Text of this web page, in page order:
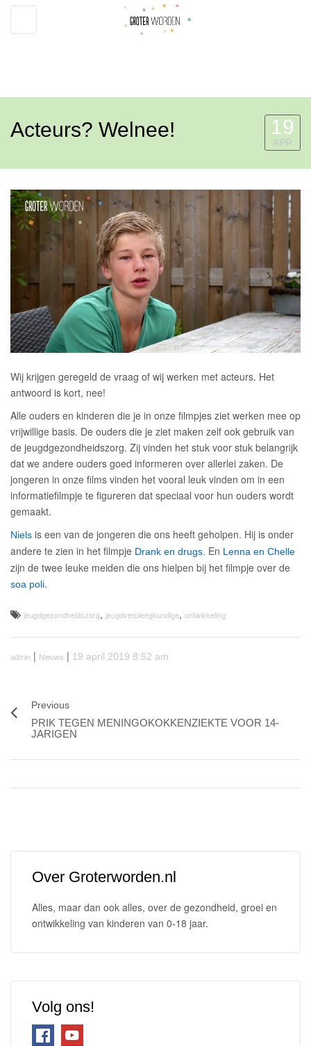
navigation
Acteurs? Welnee! 19
APR
Wij krijgen geregeld de vraag of wij werken met acteurs. Het
antwoord is kort, nee!
Alle ouders en kinderen die je in onze filmpjes ziet werken mee op
vrijwillige basis. De ouders die je ziet maken zelf ook gebruik van
de jeugdgezondheidszorg. Zij vinden het stuk voor stuk belangrijk
dat we andere ouders goed informeren over allerlei zaken. De
jongeren in onze films vinden het vooral leuk vinden om in een
informatiefilmpje te figureren dat speciaal voor hun ouders wordt
gemaakt.
Niels is een van de jongeren die ons heeft geholpen. Hij is onder
andere te zien in het filmpje Drank en drugs. En Lenna en Chelle
zijn de twee leuke meiden die ons hielpen bij het filmpje over de
soa poli.
jeugdgezondheidszorg, jeugdverpleegkundige, ontwikkeling
admin | Nieuws | 19 april 2019 8:52 am
Previous
PRIK TEGEN MENINGOKOKKENZIEKTE VOOR 14-
JARIGEN
Over Groterworden.nl
Alles, maar dan ook alles, over de gezondheid, groei en
ontwikkeling van kinderen van 0-18 jaar.
Volg ons!